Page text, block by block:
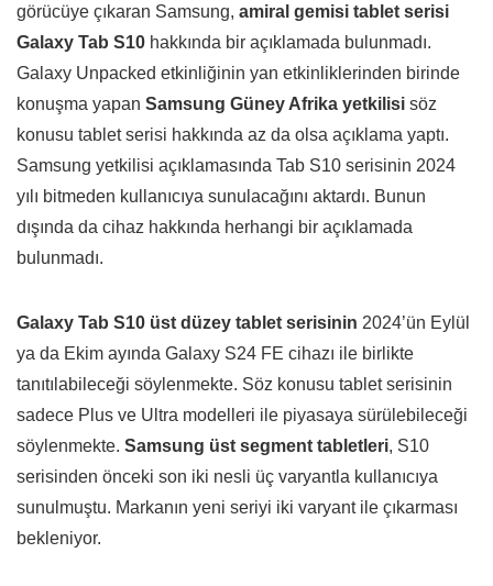
görücüye çıkaran Samsung, amiral gemisi tablet serisi
Galaxy Tab S10 hakkında bir açıklamada bulunmadı.
Galaxy Unpacked etkinliğinin yan etkinliklerinden birinde
konuşma yapan Samsung Güney Afrika yetkilisi söz
konusu tablet serisi hakkında az da olsa açıklama yaptı.
Samsung yetkilisi açıklamasında Tab S10 serisinin 2024
yılı bitmeden kullanıcıya sunulacağını aktardı. Bunun
dışında da cihaz hakkında herhangi bir açıklamada
bulunmadı.
Galaxy Tab S10 üst düzey tablet serisinin 2024’ün Eylül
ya da Ekim ayında Galaxy S24 FE cihazı ile birlikte
tanıtılabileceği söylenmekte. Söz konusu tablet serisinin
sadece Plus ve Ultra modelleri ile piyasaya sürülebileceği
söylenmekte. Samsung üst segment tabletleri, S10
serisinden önceki son iki nesli üç varyantla kullanıcıya
sunulmuştu. Markanın yeni seriyi iki varyant ile çıkarması
bekleniyor.